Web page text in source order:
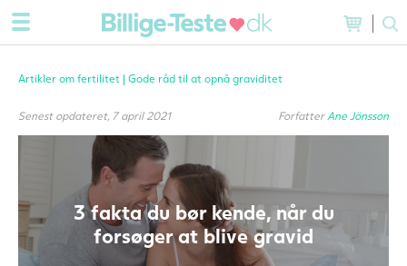
Artikler om fertilitet | Gode råd til at opnå graviditet
Senest opdateret, 7 april 2021 ForfatterAne Jönsson
3 fakta du bør kende, når du
forsøger at blive gravid